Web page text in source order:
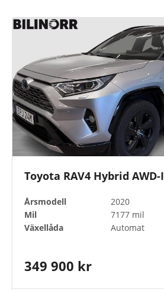
Toyota RAV4 Hybrid AWD-I
Årsmodell
2020
Mil
7177 mil
Växellåda
Automat
349 900 kr